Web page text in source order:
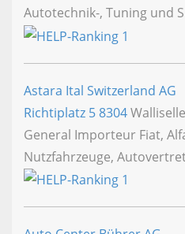
Autotechnik-, Tuning und
Astara Ital Switzerland AG
Richtiplatz 58304
General Importeur Fiat,
Nutzfahrzeuge,